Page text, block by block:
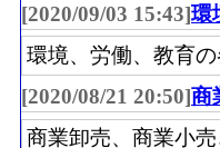
[2020/09/03 15:43]環
環境、労働、教育
[2020/08/21 20:50]商
商業卸売、商業小